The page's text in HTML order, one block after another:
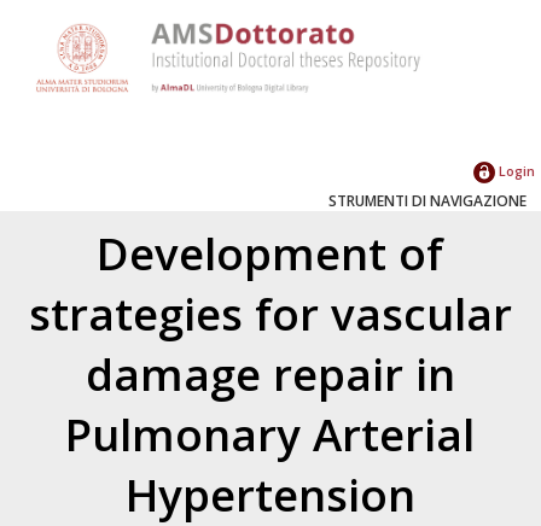
Login
STRUMENTI DI NAVIGAZIONE
Development of
strategies for vascular
damage repair in
Pulmonary Arterial
Hypertension